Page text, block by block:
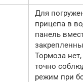
Для
прицепа в
панель
Тормоза
точно
режим при